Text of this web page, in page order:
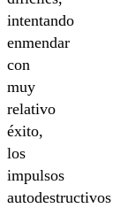
intentando
enmendar
con
muy
relativo
éxito,
los
impulsos
autodestructivos